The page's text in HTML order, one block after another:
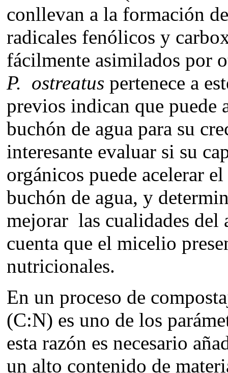
conllevan a la formación
radicales fenólicos y
fácilmente asimilados por
P. ostreatus pertenece a
previos indican que puede
buchón de agua para su
interesante evaluar si su
orgánicos puede acelerar
buchón de agua, y
mejorar las cualidades del
cuenta que el micelio
nutricionales.
En un proceso de
(C:N) es uno de los
esta razón es necesario
un alto contenido de